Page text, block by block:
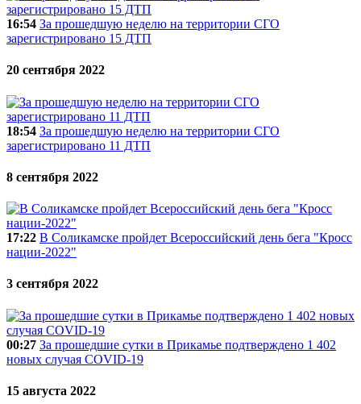
16:54 За прошедшую неделю на территории СГО
зарегистрировано 15 ДТП
20 сентября 2022
18:54 За прошедшую неделю на территории СГО
зарегистрировано 11 ДТП
8 сентября 2022
17:22 В Соликамске пройдет Всероссийский день бега "Кросс
нации-2022"
3 сентября 2022
00:27 За прошедшие сутки в Прикамье подтверждено 1 402
новых случая COVID-19
15 августа 2022